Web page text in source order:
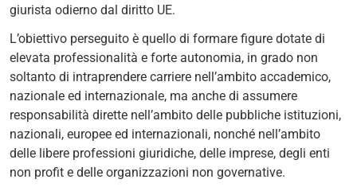
giurista odierno dal diritto UE.
L’obiettivo perseguito è quello di formare figure dotate di
elevata professionalità e forte autonomia, in grado non
soltanto di intraprendere carriere nell’ambito accademico,
nazionale ed internazionale, ma anche di assumere
responsabilità dirette nell’ambito delle pubbliche istituzioni,
nazionali, europee ed internazionali, nonché nell’ambito
delle libere professioni giuridiche, delle imprese, degli enti
non profit e delle organizzazioni non governative.